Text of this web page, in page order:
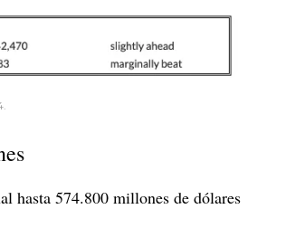
hasta 574.800 millones de dólares